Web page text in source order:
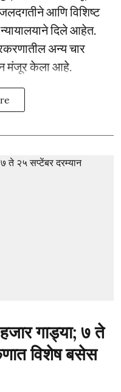
आणि विशिष्ट
दिले आहेत.
अन्य चार
मंजूर केला आहे.
गाड्या; ७ ते
विशेष बसेस